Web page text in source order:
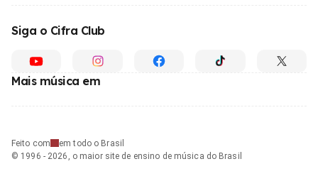
Siga o Cifra Club
Mais música em
Feito com
em todo o Brasil
© 1996 - 2026, o maior site de ensino de música do Brasil